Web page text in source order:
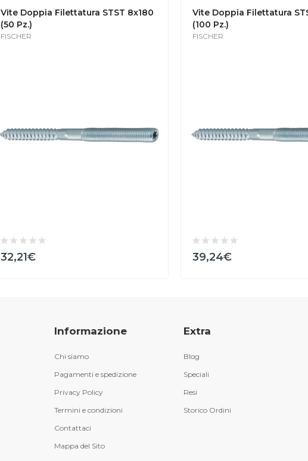
Vite Doppia Filettatura STST 8x180
(50 Pz.)
FISCHER
32,21€
Vite Doppia Filettatura
(100 Pz.)
FISCHER
39,24€
Informazione
Chi siamo
Pagamenti e spedizione
Privacy Policy
Termini e condizioni
Contattaci
Mappa del Sito
Extra
Blog
Speciali
Resi
Storico Ordini